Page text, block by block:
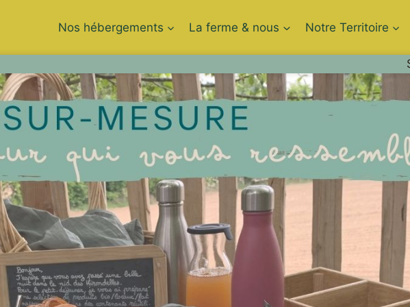
Nos hébergements La ferme & nous Notre Territoire